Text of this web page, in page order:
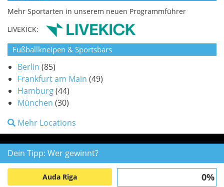
Mehr Sportarten in unserem neuen Programmführer
LIVEKICK:
Fußballkneipen & Sportsbars
Berlin (85)
Frankfurt am Main (49)
Hamburg(44)
München (30)
Mehr Locations
Dein Tipp: Wer gewinnt?
Auda Riga 0%